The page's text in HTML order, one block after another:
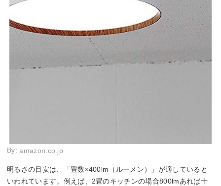
By:amazon.co.jp
明るさの目安は、「畳数×400lm（ルーメン）」が適していると
いわれています。例えば、2畳のキッチンの場合800lmあれば十